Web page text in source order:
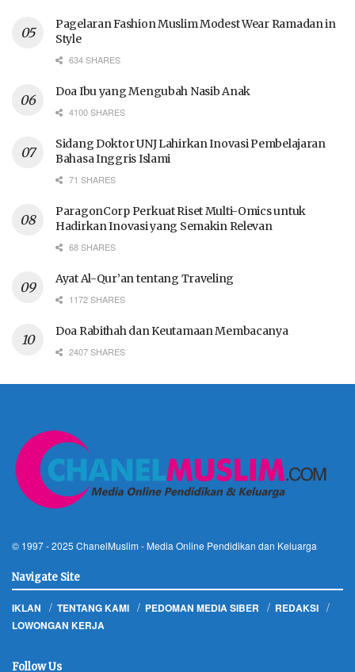
Pagelaran Fashion Muslim Modest Wear Ramadan in
Style
634 SHARES
Doa Ibu yang Mengubah Nasib Anak
4100 SHARES
Sidang Doktor UNJ Lahirkan Inovasi Pembelajaran
Bahasa Inggris Islami
71 SHARES
ParagonCorp Perkuat Riset Multi-Omics untuk
Hadirkan Inovasi yang Semakin Relevan
68 SHARES
Ayat Al-Qur’an tentang Traveling
1172 SHARES
Doa Rabithah dan Keutamaan Membacanya
2407 SHARES
© 1997 - 2025 ChanelMuslim - Media Online Pendidikan dan Keluarga
Navigate Site
IKLAN TENTANG KAMI PEDOMAN MEDIA SIBER
REDAKSI
LOWONGAN KERJA
Follow Us